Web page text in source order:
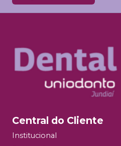
Central do Cliente
Institucional